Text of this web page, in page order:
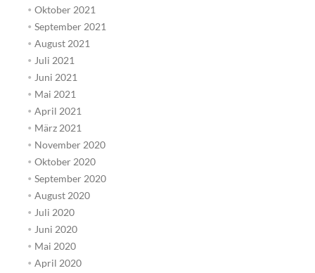
Oktober 2021
September 2021
August 2021
Juli 2021
Juni 2021
Mai 2021
April 2021
März 2021
November 2020
Oktober 2020
September 2020
August 2020
Juli 2020
Juni 2020
Mai 2020
April 2020